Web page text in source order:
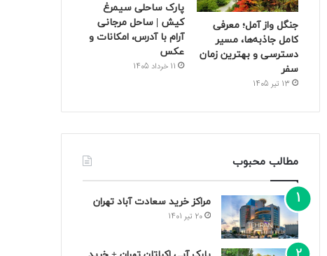
جنگل واز آمل؛ معرفی
کامل جاذبه‌ها، مسیر
دسترسی و بهترین زمان
سفر
13 تیر 1405
پارک ساحلی سیمرغ
کیش | ساحل مرجانی
آرام با آدرس، امکانات و
عکس
11 خرداد 1405
مطالب محبوب
مراکز خرید سعادت‌ آباد تهران
20 تیر 1401